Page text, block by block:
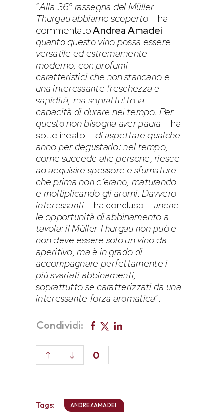
“Alla 36° rassegna del Müller
Thurgau abbiamo scoperto – ha
commentatoAndrea Amadei –
quanto questo vino possa essere
versatile ed estremamente
moderno, con profumi
caratteristici che non stancano e
una interessante freschezza e
sapidità, ma soprattutto la
capacità di durare nel tempo. Per
questo non bisogna aver paura – ha
sottolineato – di aspettare qualche
anno per degustarlo: nel tempo,
come succede alle persone, riesce
ad acquisire spessore e sfumature
che prima non c’erano, maturando
e moltiplicando gli aromi. Davvero
interessanti– ha concluso – anche
le opportunità di abbinamento a
tavola: il Müller Thurgau non può e
non deve essere solo un vino da
aperitivo, ma è in grado di
accompagnare perfettamente i
più svariati abbinamenti,
soprattutto se caratterizzati da una
interessante forza aromatica”.
Condividi:
0
Tags: ANDREAAMADEI